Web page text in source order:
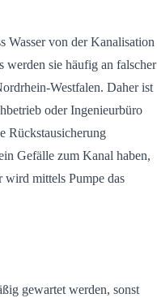
Wasser von der Kanalisation
werden sie häufig an falscher
Westfalen. Daher ist
oder Ingenieurbüro
Rückstausicherung
Gefälle zum Kanal haben,
wird mittels Pumpe das
gewartet werden, sonst